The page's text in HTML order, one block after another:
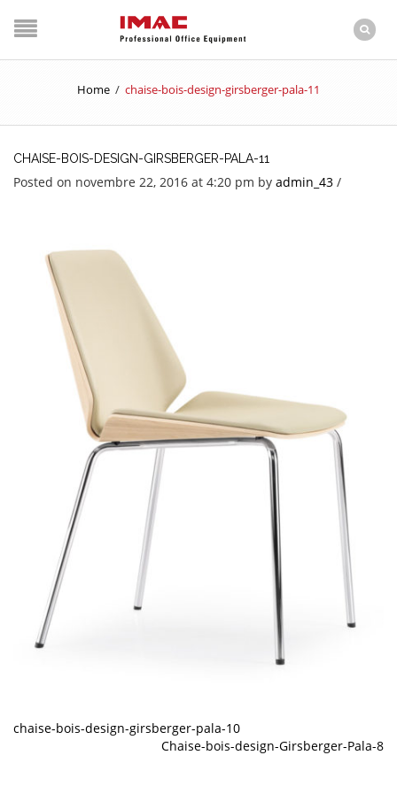
Home / chaise-bois-design-girsberger-pala-11
CHAISE-BOIS-DESIGN-GIRSBERGER-PALA-11
Posted on novembre 22, 2016 at 4:20 pm by admin_43 /
chaise-bois-design-girsberger-pala-10
Chaise-bois-design-Girsberger-Pala-8